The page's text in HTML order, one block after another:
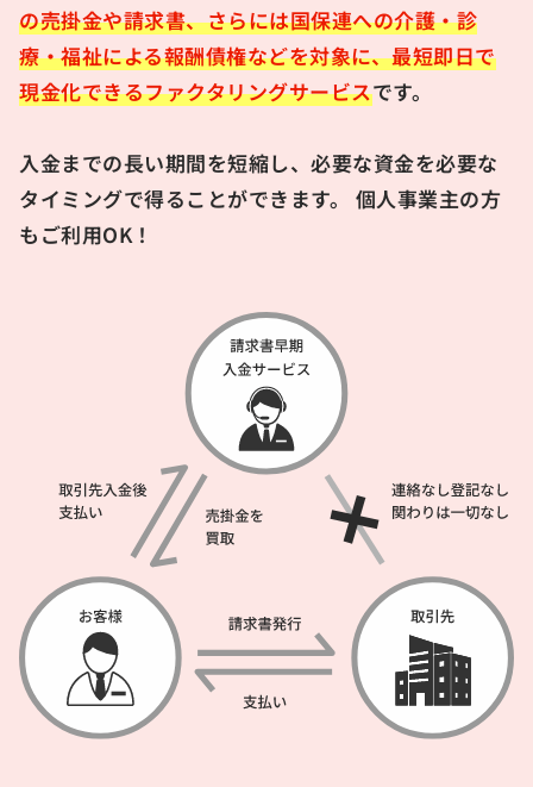
の売掛金や請求書、さらには国保連への介護・診
療・福祉による報酬債権などを対象に、最短即日で
現金化できるファクタリングサービスです。
入金までの長い期間を短縮し、必要な資金を必要な
タイミングで得ることができます。 個人事業主の方
もご利用OK！